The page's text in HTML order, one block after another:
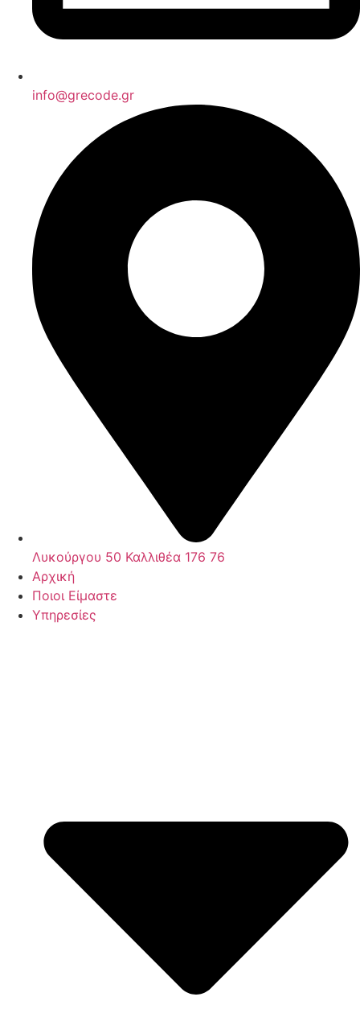
info@grecode.gr
Λυκούργου 50 Καλλιθέα 176 76
Αρχική
Ποιοι Είμαστε
Υπηρεσίες